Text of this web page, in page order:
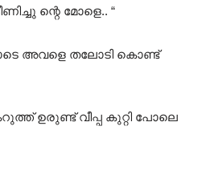
ന്റെ മോളെ.. “
അവളെ തലോടി കൊണ്ട്
ഉരുണ്ട് വീപ്പ കുറ്റി പോലെ